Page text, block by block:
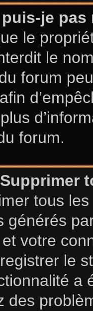
je pas
le
le
forum
forum.
tous
générés
votre
le
a
des